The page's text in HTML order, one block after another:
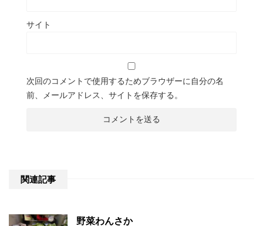
サイト
次回のコメントで使用するためブラウザーに自分の名
前、メールアドレス、サイトを保存する。
関連記事
野菜わんさか